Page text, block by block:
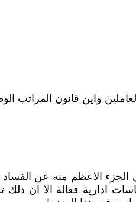
واين قانون المراتب
الجزء الاعظم منه عن
ادارية فعالة الا ان ذلك